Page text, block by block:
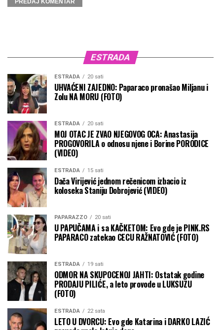
ESTRADA
ESTRADA 20 sati
UHVAĆENI ZAJEDNO: Paparaco pronašao Miljanu i
Zolu NA MORU (FOTO)
ESTRADA 20 sati
MOJ OTAC JE ZVAO NJEGOVOG OCA: Anastasija
PROGOVORILA o odnosu njene i Borine PORODICE
(VIDEO)
ESTRADA 15 sati
Dača Virijević jednom rečenicom izbacio iz
koloseka Staniju Dobrojević (VIDEO)
PAPARAZZO 20 sati
U PAPUČAMA i sa KAČKETOM: Evo gde je PINK.RS
PAPARACO zatekao CECU RAŽNATOVIĆ (FOTO)
ESTRADA 19 sati
ODMOR NA SKUPOCENOJ JAHTI: Ostatak godine
PRODAJU PILIĆE, a leto provode u LUKSUZU
(FOTO)
ESTRADA 22 sata
LETO U DVORCU: Evo gde Katarina i DARKO LAZIĆ